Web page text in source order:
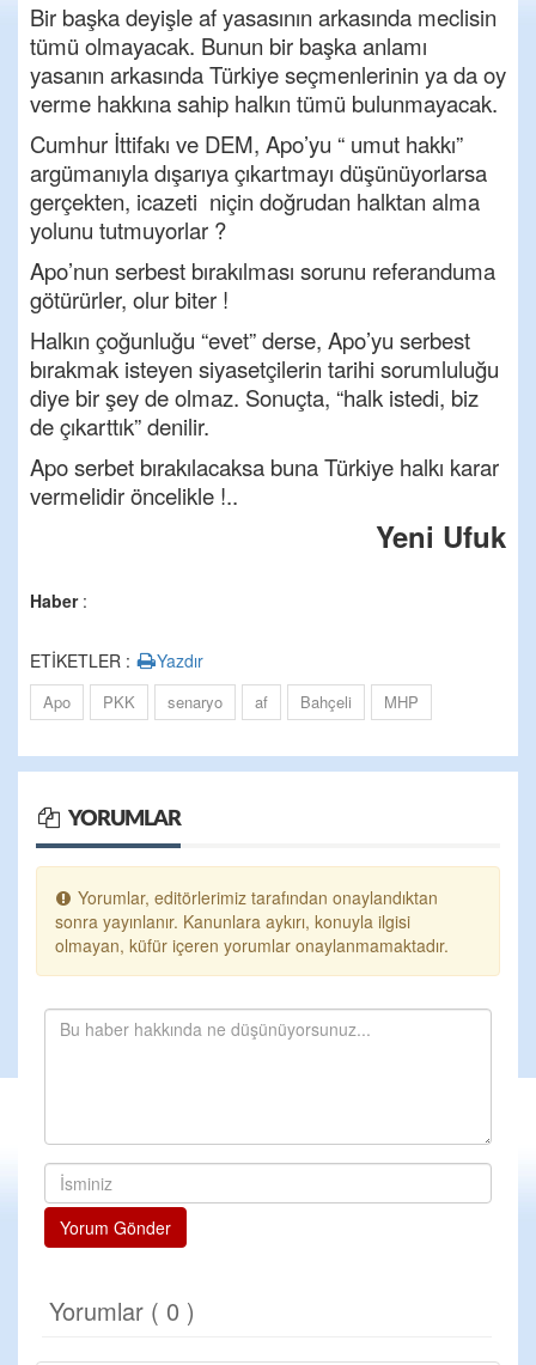
Bir başka deyişle af yasasının arkasında meclisin
tümü olmayacak. Bunun bir başka anlamı
yasanın arkasında Türkiye seçmenlerinin ya da oy
verme hakkına sahip halkın tümü bulunmayacak.
Cumhur İttifakı ve DEM, Apo’yu “ umut hakkı”
argümanıyla dışarıya çıkartmayı düşünüyorlarsa
gerçekten, icazeti niçin doğrudan halktan alma
yolunu tutmuyorlar ?
Apo’nun serbest bırakılması sorunu referanduma
götürürler, olur biter !
Halkın çoğunluğu “evet” derse, Apo’yu serbest
bırakmak isteyen siyasetçilerin tarihi sorumluluğu
diye bir şey de olmaz. Sonuçta, “halk istedi, biz
de çıkarttık” denilir.
Apo serbet bırakılacaksa buna Türkiye halkı karar
vermelidir öncelikle !..
Yeni Ufuk
Haber:
ETİKETLER : Yazdır
Apo PKK senaryo af Bahçeli MHP
YORUMLAR
Yorumlar, editörlerimiz tarafından onaylandıktan
sonra yayınlanır. Kanunlara aykırı, konuyla ilgisi
olmayan, küfür içeren yorumlar onaylanmamaktadır.
Yorum Gönder
Yorumlar ( 0 )